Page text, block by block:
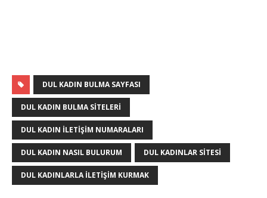
DUL KADIN BULMA SAYFASI
DUL KADIN BULMA SITELERI
DUL KADIN ILETIŞIM NUMARALARI
DUL KADIN NASIL BULURUM DUL KADINLAR SITESI
DUL KADINLARLA ILETIŞIM KURMAK